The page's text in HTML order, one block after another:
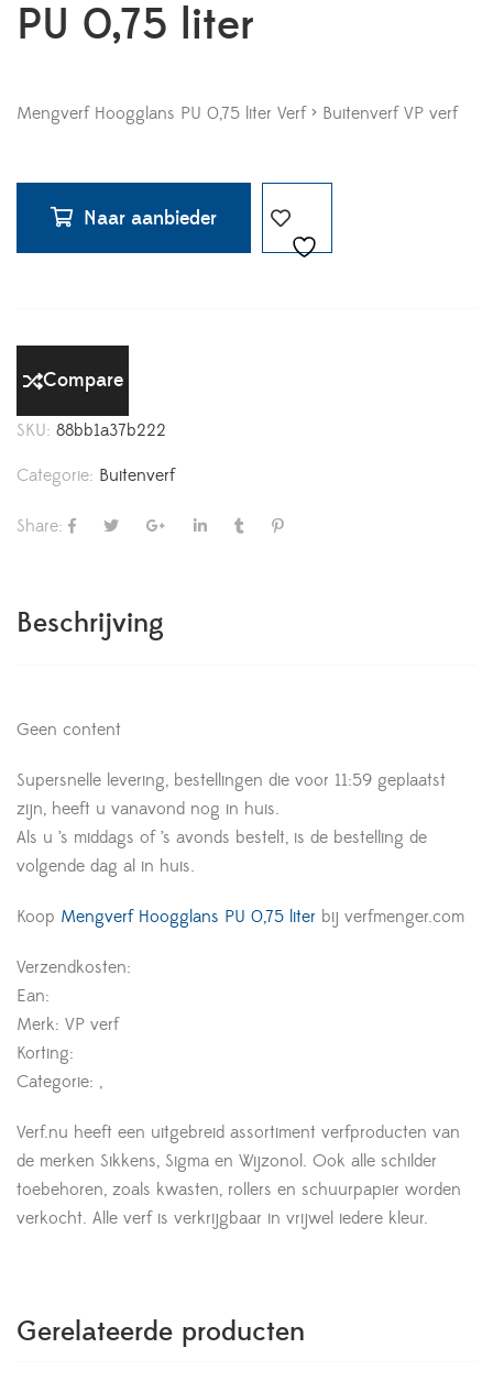
PU 0,75 liter
Mengverf Hoogglans PU 0,75 liter Verf > Buitenverf VP verf
Naar aanbieder
Compare
SKU: 88bb1a37b222
Categorie: Buitenverf
Share:
Beschrijving
Geen content
Supersnelle levering, bestellingen die voor 11:59 geplaatst
zijn, heeft u vanavond nog in huis.
Als u ’s middags of ’s avonds bestelt, is de bestelling de
volgende dag al in huis.
Koop Mengverf Hoogglans PU 0,75 liter bij verfmenger.com
Verzendkosten:
Ean:
Merk: VP verf
Korting:
Categorie: ,
Verf.nu heeft een uitgebreid assortiment verfproducten van
de merken Sikkens, Sigma en Wijzonol. Ook alle schilder
toebehoren, zoals kwasten, rollers en schuurpapier worden
verkocht. Alle verf is verkrijgbaar in vrijwel iedere kleur.
Gerelateerde producten